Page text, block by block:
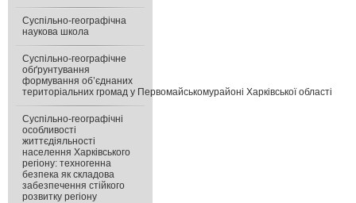
Суспільно-географічна
наукова школа
Суспільно-географічне
обґрунтування
формування об’єднаних
територіальних громад у Первомайськомурайоні Харківської області
Суспільно-географічні
особливості
життєдіяльності
населення Харківського
регіону: техногенна
безпека як складова
забезпечення стійкого
розвитку регіону